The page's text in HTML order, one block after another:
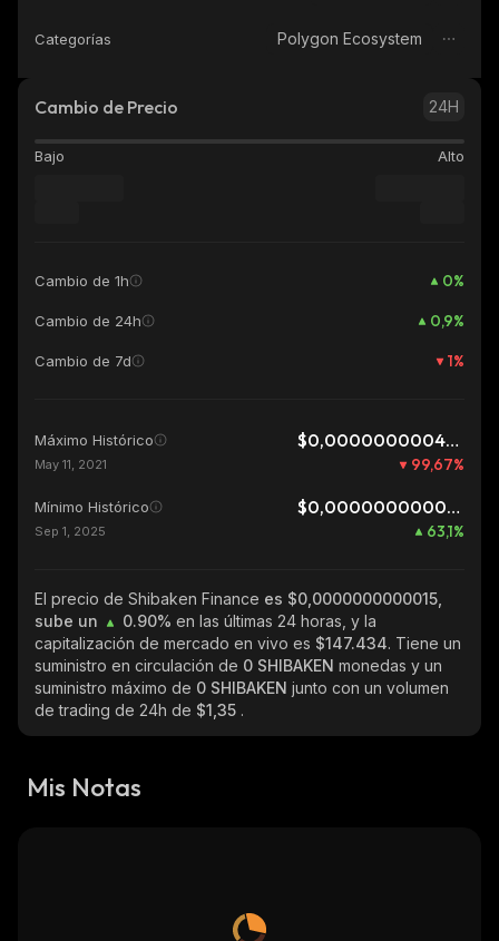
Categorías Polygon Ecosystem
Cambio de Precio 24H
Bajo Alto
Cambio de 1h 0%
Cambio de 24h 0,9%
Cambio de 7d 1%
Máximo Histórico $0,0000000004417
May 11, 2021 99,67%
Mínimo Histórico $0,0000000000009
Sep 1, 2025 63,1%
El precio de Shibaken Finance es $0,0000000000015,
sube un
0.90% en las últimas 24 horas, y la
capitalización de mercado en vivo es $147.434. Tiene un
suministro en circulación de 0 SHIBAKEN monedas y un
suministro máximo de 0 SHIBAKEN junto con un volumen
de trading de 24h de $1,35 .
Mis Notas